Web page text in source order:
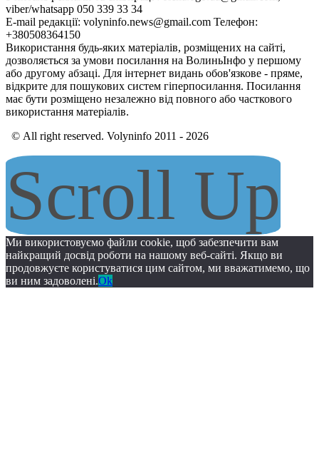
viber/whatsapp 050 339 33 34
E-mail редакції: volyninfo.news@gmail.com Телефон:
+380508364150
Використання будь-яких матеріалів, розміщених на сайті,
дозволяється за умови посилання на ВолиньІнфо у першому
або другому абзаці. Для інтернет видань обов'язкове - пряме,
відкрите для пошукових систем гіперпосилання. Посилання
має бути розміщено незалежно від повного або часткового
використання матеріалів.
© All right reserved. Volyninfo 2011 - 2026
Scroll Up
Ми використовуємо файли cookie, щоб забезпечити вам
найкращий досвід роботи на нашому веб-сайті. Якщо ви
продовжуєте користуватися цим сайтом, ми вважатимемо, що
ви ним задоволені.Ok